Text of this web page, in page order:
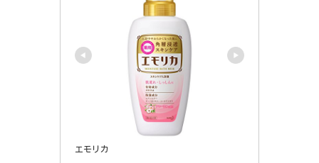
エモリカ